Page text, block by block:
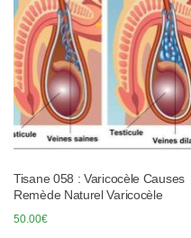
Tisane 058 : Varicocèle Causes
Remède Naturel Varicocèle
50.00€